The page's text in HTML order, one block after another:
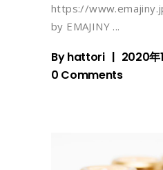
https://
by EMAJINY
Byhattori
2020年
0 Comments